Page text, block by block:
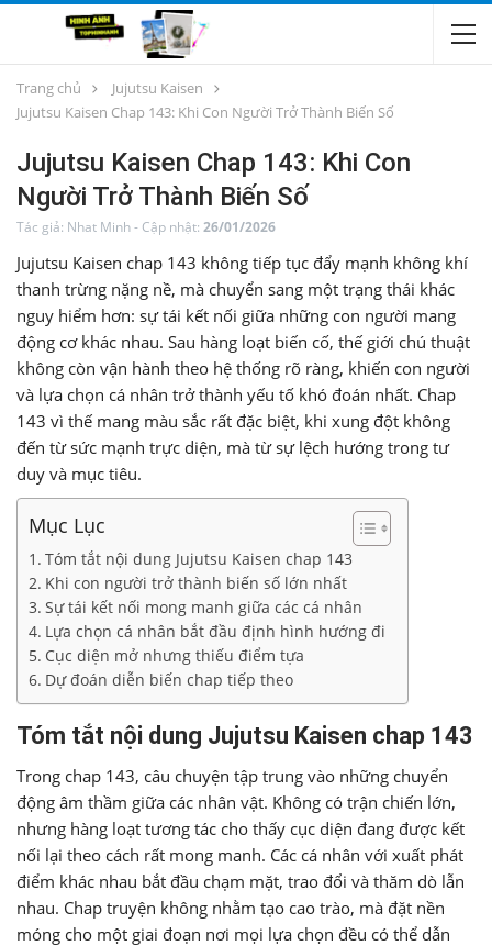
Trang chủ
Jujutsu Kaisen
Jujutsu Kaisen Chap 143: Khi Con Người Trở Thành Biến Số
Jujutsu Kaisen Chap 143: Khi Con
Người Trở Thành Biến Số
Tác giả: Nhat Minh- Cập nhật: 26/01/2026
Jujutsu Kaisen chap 143 không tiếp tục đẩy mạnh không khí
thanh trừng nặng nề, mà chuyển sang một trạng thái khác
nguy hiểm hơn: sự tái kết nối giữa những con người mang
động cơ khác nhau. Sau hàng loạt biến cố, thế giới chú thuật
không còn vận hành theo hệ thống rõ ràng, khiến con người
và lựa chọn cá nhân trở thành yếu tố khó đoán nhất. Chap
143 vì thế mang màu sắc rất đặc biệt, khi xung đột không
đến từ sức mạnh trực diện, mà từ sự lệch hướng trong tư
duy và mục tiêu.
Mục Lục
Tóm tắt nội dung Jujutsu Kaisen chap 143
Khi con người trở thành biến số lớn nhất
Sự tái kết nối mong manh giữa các cá nhân
Lựa chọn cá nhân bắt đầu định hình hướng đi
Cục diện mở nhưng thiếu điểm tựa
Dự đoán diễn biến chap tiếp theo
Tóm tắt nội dung Jujutsu Kaisen chap 143
Trong chap 143, câu chuyện tập trung vào những chuyển
động âm thầm giữa các nhân vật. Không có trận chiến lớn,
nhưng hàng loạt tương tác cho thấy cục diện đang được kết
nối lại theo cách rất mong manh. Các cá nhân với xuất phát
điểm khác nhau bắt đầu chạm mặt, trao đổi và thăm dò lẫn
nhau. Chap truyện không nhằm tạo cao trào, mà đặt nền
móng cho một giai đoạn nơi mọi lựa chọn đều có thể dẫn